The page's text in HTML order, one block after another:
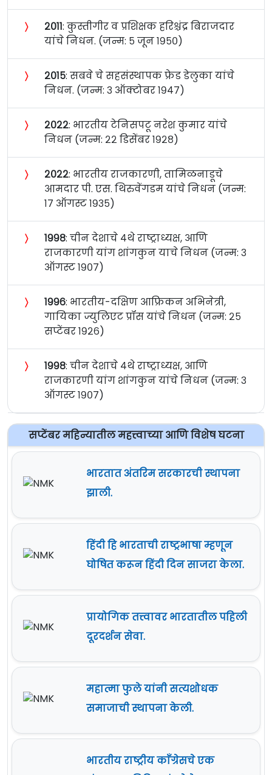
〉 २०११: कुस्तीगीर व प्रशिक्षक हरिश्चंद्र बिराजदार
यांचे निधन. (जन्म: ५ जून १९५०)
〉 २०१५: सबवे चे सहसंस्थापक फ्रेड डेलुका यांचे
निधन. (जन्म: ३ ऑक्टोबर १९४७)
〉 २०२२: भारतीय टेनिसपटू नरेश कुमार यांचे
निधन (जन्म: २२ डिसेंबर १९२८)
〉 २०२२: भारतीय राजकारणी, तामिळनाडूचे
आमदार पी. एस. थिरुवेंगडम यांचे निधन (जन्म:
१७ ऑगस्ट १९३५)
〉 १९९८: चीन देशाचे ४थे राष्ट्राध्यक्ष, आणि
राजकारणी यांग शांगकुन याचे निधन (जन्म: ३
ऑगस्ट १९०७)
〉 १९९६: भारतीय-दक्षिण आफ्रिकन अभिनेत्री,
गायिका ज्युलिएट प्रॉस यांचे निधन (जन्म: २५
सप्टेंबर १९२६)
〉 १९९८: चीन देशाचे ४थे राष्ट्राध्यक्ष, आणि
राजकारणी यांग शांगकुन यांचे निधन (जन्म: ३
ऑगस्ट १९०७)
सप्टेंबर महिन्यातील महत्त्वाच्या आणि विशेष घटना
भारतात अंतरिम सरकारची स्थापना
झाली.
हिंदी हि भारताची राष्ट्रभाषा म्हणून
घोषित करून हिंदी दिन साजरा केला.
प्रायोगिक तत्त्वावर भारतातील पहिली
दूरदर्शन सेवा.
महात्मा फुले यांनी सत्यशोधक
समाजाची स्थापना केली.
भारतीय राष्ट्रीय काँग्रेसचे एक